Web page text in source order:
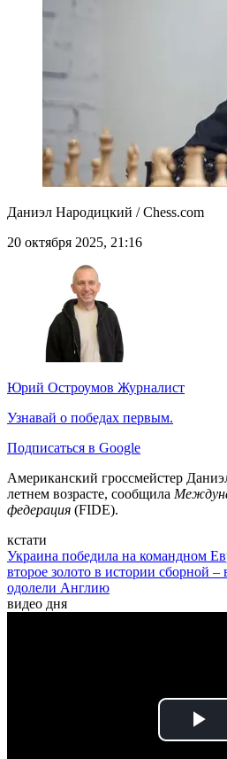
Даниэл Народицкий / Chess.com
20 октября 2025, 21:16
Юрий Остроумов Журналист
Узнавай о победах первым.
Подписаться в Google
Американский гроссмейстер
летнем возрасте, сообщила
федерация (FIDE).
кстати
Украина победила на командном
второе золото в истории сборной –
одолели Англию
видео дня